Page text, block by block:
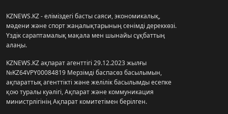
KZNEWS.KZ - еліміздегі басты саяси, экономикалық,
мәдени және спорт жаңалықтарының сенімді дереккөзі.
Үздік сараптамалық мақала мен шынайы сұқбаттың
алаңы.
KZNEWS.KZ ақпарат агенттігі 29.12.2023 жылғы
№KZ64VPY00084819 Мерзімді баспасөз басылымын,
ақпараттық агенттікті және желілік басылымды есепке
қою туралы куәлігі, Ақпарат және коммуникация
министрлігінің Ақпарат комитетімен берілген.